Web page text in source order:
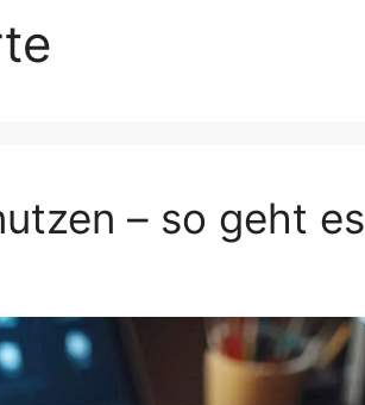
– so geht es